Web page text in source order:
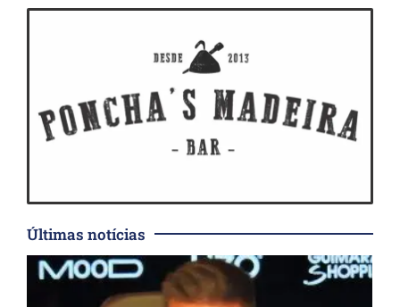
Últimas notícias